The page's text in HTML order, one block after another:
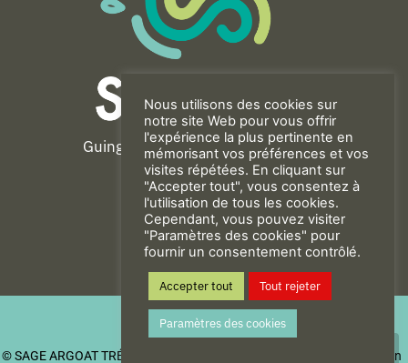
Mentions Légales
Politique de confidentialité
© SAGE ARGOAT TRÉGOR GOËLO
| Be New - Agence de communication
Guingamp-Paimpol Agglomération
11 rue de la Trinité
22200 GUINGAMP
02 96 40 23 82
CONTACT
Nous utilisons des cookies sur
notre site Web pour vous offrir
l'expérience la plus pertinente en
mémorisant vos préférences et vos
visites répétées. En cliquant sur
"Accepter tout", vous consentez à
l'utilisation de tous les cookies.
Cependant, vous pouvez visiter
"Paramètres des cookies" pour
fournir un consentement contrôlé.
Accepter tout Tout rejeter
Paramètres des cookies